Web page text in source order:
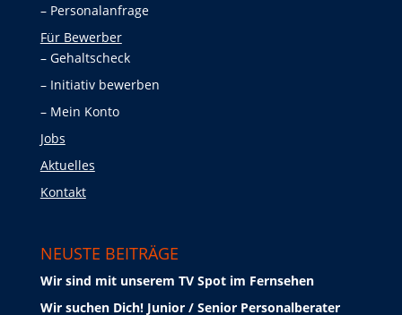
Personalanfrage
Für Bewerber
Gehaltscheck
Initiativ bewerben
Mein Konto
Jobs
Aktuelles
Kontakt
NEUSTE BEITRÄGE
Wir sind mit unserem TV Spot im Fernsehen
Wir suchen Dich! Junior / Senior Personalberater